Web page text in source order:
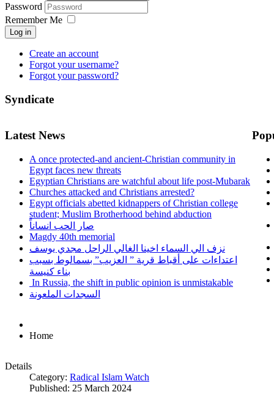
Password
Remember Me
Log in
Create an account
Forgot your username?
Forgot your password?
Syndicate
Latest News
A once protected-and ancient-Christian community in
Egypt faces new threats
Egyptian Christians are watchful about life post-Mubarak
Churches attacked and Christians arrested?
Egypt officials abetted kidnappers of Christian college
student; Muslim Brotherhood behind abduction
صار الحب انساناً
Magdy 40th memorial
نزف الي السماء اخينا الغالي الراحل مجدي يوسف
اعتداءات على أقباط قرية ” العزيب” بسمالوط بسبب
بناء كنيسة
In Russia, the shift in public opinion is unmistakable
السجدات الملعونة
Home
Details
Category: Radical Islam Watch
Published: 25 March 2024